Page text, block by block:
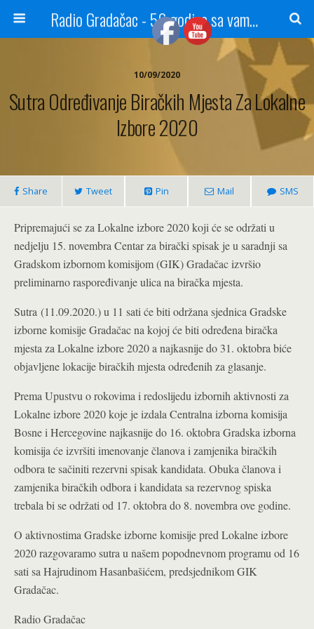
Radio Gradačac - 56 godina sa vama...
10/09/2020
Sutra Određivanje Biračkih Mjesta Za Lokalne
Izbore 2020
Share Tweet Pin Mail SMS
Pripremajući se za Lokalne izbore 2020 koji će se održati u
nedjelju 15. novembra Centar za birački spisak je u saradnji sa
Gradskom izbornom komisijom (GIK) Gradačac izvršio
preliminarno raspoređivanje ulica na biračka mjesta.
Sutra (11.09.2020.) u 11 sati će biti održana sjednica Gradske
izborne komisije Gradačac na kojoj će biti određena biračka
mjesta za Lokalne izbore 2020 a najkasnije do 31. oktobra biće
objavljene lokacije biračkih mjesta određenih za glasanje.
Prema Upustvu o rokovima i redoslijedu izbornih aktivnosti za
Lokalne izbore 2020 koje je izdala Centralna izborna komisija
Bosne i Hercegovine najkasnije do 16. oktobra Gradska izborna
komisija će izvršiti imenovanje članova i zamjenika biračkih
odbora te sačiniti rezervni spisak kandidata. Obuka članova i
zamjenika biračkih odbora i kandidata sa rezervnog spiska
trebala bi se održati od 17. oktobra do 8. novembra ove godine.
O aktivnostima Gradske izborne komisije pred Lokalne izbore
2020 razgovaramo sutra u našem popodnevnom programu od 16
sati sa Hajrudinom Hasanbašićem, predsjednikom GIK
Gradačac.
Radio Gradačac